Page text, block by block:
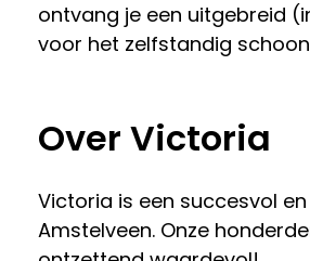
ontvang je een uitgebreid
voor het zelfstandig
Over Victoria
Victoria is een succesvol
Amstelveen. Onze